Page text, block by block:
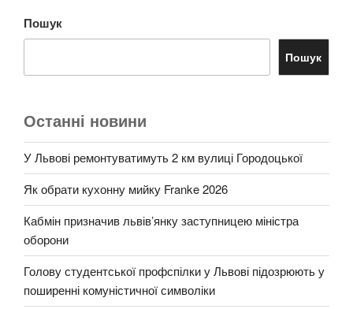
Пошук
Пошук
Останні новини
У Львові ремонтуватимуть 2 км вулиці Городоцької
Як обрати кухонну мийку Franke 2026
Кабмін призначив львів’янку заступницею міністра
оборони
Голову студентської профспілки у Львові підозрюють у
поширенні комуністичної символіки